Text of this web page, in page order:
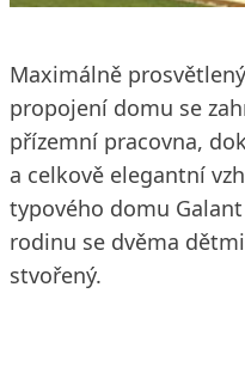
Maximálně
propojení domu se
přízemní pracovna,
a celkově elegantní
typového domu
rodinu se dvěma
stvořený.